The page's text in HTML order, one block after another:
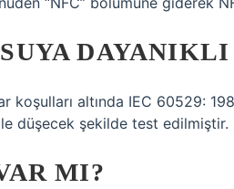
altında IEC 60529:
düşecek şekilde test edilmiştir.
MI?